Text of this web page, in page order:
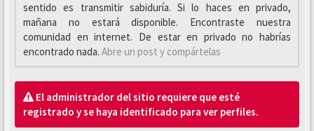
sentido es transmitir sabiduría. Si lo haces en privado,
mañana no estará disponible. Encontraste nuestra
comunidad en internet. De estar en privado no habrías
encontrado nada. Abre un post y compártelas
El administrador del sitio requiere que esté
registrado y se haya identificado para ver perfiles.